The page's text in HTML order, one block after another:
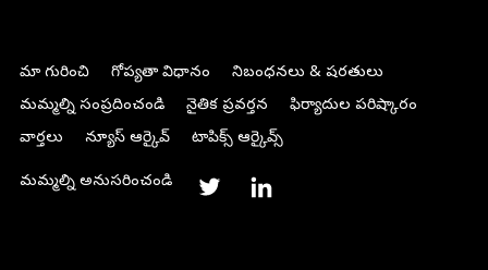
మా గురించి గోప్యతా విధానం
నిబంధనలు & షరతులు
మమ్మల్ని సంప్రదించండి
నైతిక ప్రవర్తన
ఫిర్యాదుల పరిష్కారం
వార్తలు
న్యూస్ ఆర్కైవ్ టాపిక్స్ ఆర్కైవ్స్
మమ్మల్ని అనుసరించండి